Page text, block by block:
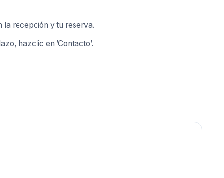
la recepción y tu reserva.
hazclic en ’Contacto’.